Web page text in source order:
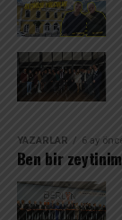
YAZARLAR 6 ay
Ben bir zeytinim